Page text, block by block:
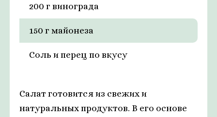
200 г винограда
150 г майонеза
Соль и перец по вкусу
Салат готовится из свежих и
натуральных продуктов. В его основе